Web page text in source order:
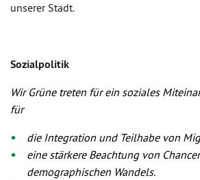
unserer Stadt.
Sozialpolitik
Wir Grüne treten für ein soziales
für
die Integration und Teilhabe von
eine stärkere Beachtung von
demographischen Wandels.